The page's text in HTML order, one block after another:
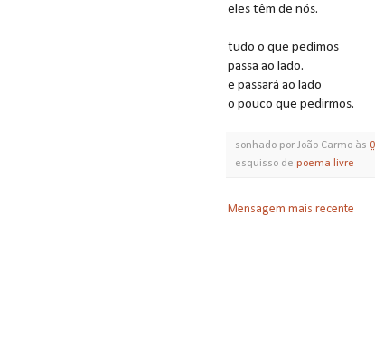
eles têm de nós.
tudo o que pedimos
passa ao lado.
e passará ao lado
o pouco que pedirmos.
sonhado por João Carmo às
esquisso de poema livre
Mensagem mais recente